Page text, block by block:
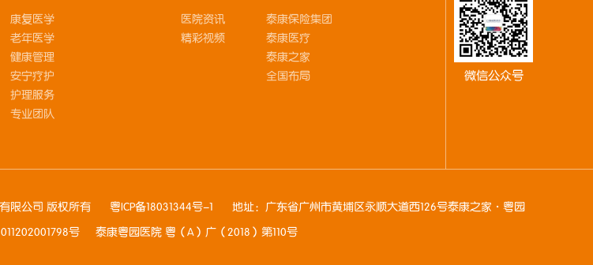
康复医学
老年医学
健康管理
安宁疗护
护理服务
专业团队
医院资讯
精彩视频
泰康保险集团
泰康医疗
泰康之家
全国布局
微信公众号
限公司 版权所有 粤ICP备18031344号-1
地址：广东省广州市黄埔区永顺大道西126号泰康之家·粤园
号
泰康粤园医院 粤（A）广（2018）第110号